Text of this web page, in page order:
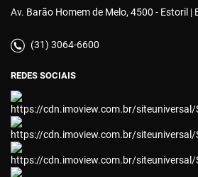
Av. Barão Homem de Melo, 4500 - Estoril |
(31) 3064-6600
REDES SOCIAIS